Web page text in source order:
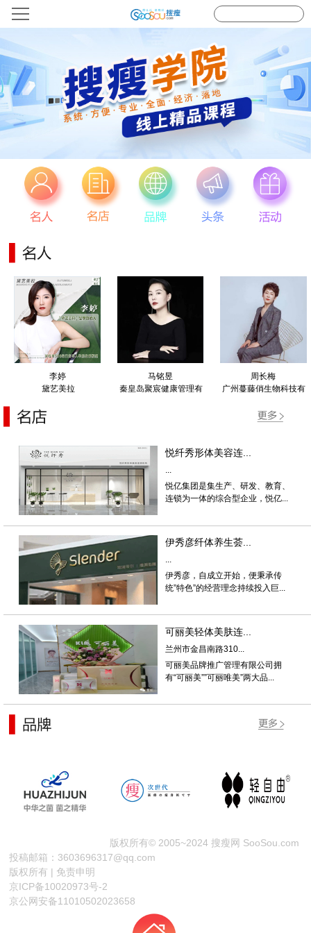
李婷
黛艺美拉
马铭昱
秦皇岛聚宸健康管理有
周长梅
广州蔓藤俏生物科技有
悦纤秀形体美容连...
...
悦亿集团是集生产、研发、教育、
连锁为一体的综合型企业，悦亿...
伊秀彦纤体养生荟...
伊秀彦，自成立开始，便秉承传
统”特色”的经营理念持续投入巨...
可丽美轻体美肤连...
兰州市金昌南路310...
可丽美品牌推广管理有限公司拥
有“可丽美””可丽唯美”两大品...
版权所有© 2005~2024 搜瘦网 SooSou.com
投稿邮箱：3603696317@qq.com
版权所有 | 免责申明
京ICP备10020973号-2
京公网安备11010502023658